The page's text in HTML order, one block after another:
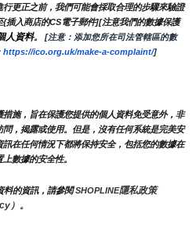
更正之前，我們可能會採取合理的步驟來驗證
插入商店的CS電子郵件][注意我們的數據保護
人資料。
[注意：添加您所在司法管轄區的數
https://ico.org.uk/make-a-complaint/]
施，旨在保護您提供的個人資料免受意外，非
，揭露或使用。但是，沒有任何系統是完美安
在任何情況下都將保持安全，包括您的數據在
數據的安全性。
料的資訊，請參閱 SHOPLINE隱私政策
）。